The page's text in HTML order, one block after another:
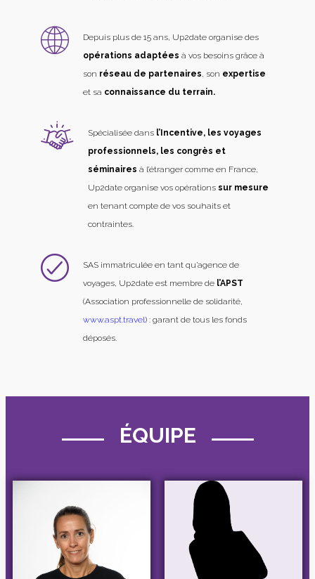
Depuis plus de 15 ans, Up2date organise des
opérations adaptées à vos besoins grâce à
son réseau de partenaires, son expertise
et sa connaissance du terrain.
Spécialisée dans l’Incentive, les voyages
professionnels, les congrès et
séminaires à l’étranger comme en France,
Up2date organise vos opérations sur mesure
en tenant compte de vos souhaits et
contraintes.
SAS immatriculée en tant qu’agence de
voyages, Up2date est membre de l’APST
(Association professionnelle de solidarité,
www.aspt.travel) : garant de tous les fonds
déposés.
ÉQUIPE